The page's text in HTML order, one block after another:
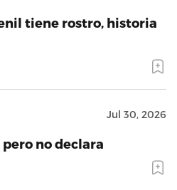
tiene rostro, historia
Jul 30, 2026
no declara